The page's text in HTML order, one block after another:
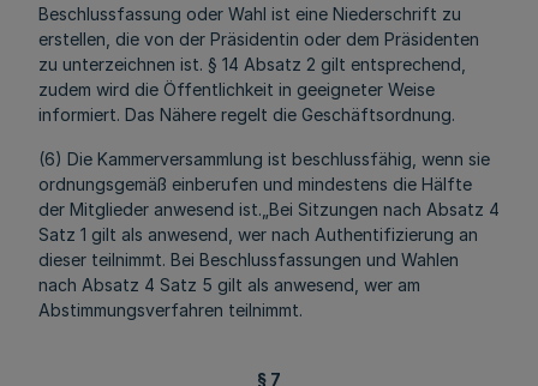
Beschlussfassung oder Wahl ist eine Niederschrift zu
erstellen, die von der Präsidentin oder dem Präsidenten
zu unterzeichnen ist. § 14 Absatz 2 gilt entsprechend,
zudem wird die Öffentlichkeit in geeigneter Weise
informiert. Das Nähere regelt die Geschäftsordnung.
(6) Die Kammerversammlung ist beschlussfähig, wenn sie
ordnungsgemäß einberufen und mindestens die Hälfte
der Mitglieder anwesend ist.„Bei Sitzungen nach Absatz 4
Satz 1 gilt als anwesend, wer nach Authentifizierung an
dieser teilnimmt. Bei Beschlussfassungen und Wahlen
nach Absatz 4 Satz 5 gilt als anwesend, wer am
Abstimmungsverfahren teilnimmt.
§ 7